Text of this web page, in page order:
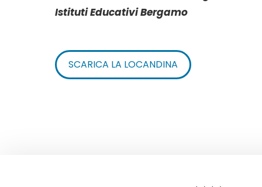
Istituti Educativi Bergamo
SCARICA LA LOCANDINA